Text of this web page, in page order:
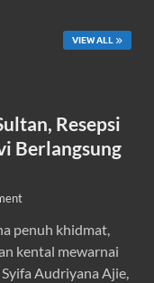
VIEW ALL
Resepsi
Berlangsung
penuh khidmat,
kental mewarnai
Audriyana Ajie,